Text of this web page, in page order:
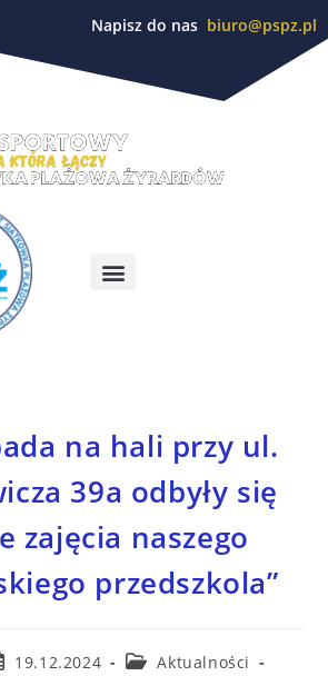
Napisz do nas biuro@pspz.pl
na hali przy ul.
39a odbyły się
zajęcia naszego
przedszkola”
19.12.2024
Aktualności